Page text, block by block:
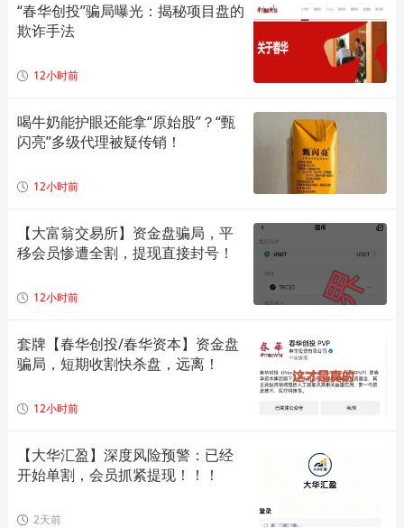
“春华创投”骗局曝光：揭秘项目盘的
欺诈手法
12小时前
喝牛奶能护眼还能拿“原始股”？“甄
闪亮”多级代理被疑传销！
12小时前
【大富翁交易所】资金盘骗局，平
移会员惨遭全割，提现直接封号！
12小时前
套牌【春华创投/春华资本】资金盘
骗局，短期收割快杀盘，远离！
12小时前
【大华汇盈】深度风险预警：已经
开始单割，会员抓紧提现！！！
2天前